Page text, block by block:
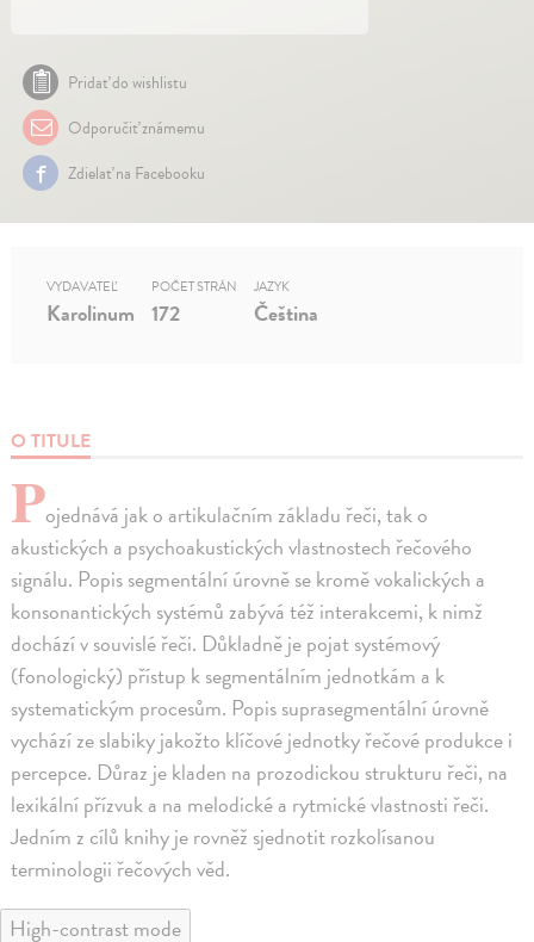
Pridať do wishlistu
Odporučiť známemu
Zdielať na Facebooku
O TITULE
Pojednává jak o artikulačním základu řeči, tak o
akustických a psychoakustických vlastnostech řečového
signálu. Popis segmentální úrovně se kromě vokalických a
konsonantických systémů zabývá též interakcemi, k nimž
dochází v souvislé řeči. Důkladně je pojat systémový
(fonologický) přístup k segmentálním jednotkám a k
systematickým procesům. Popis suprasegmentální úrovně
vychází ze slabiky jakožto klíčové jednotky řečové produkce i
percepce. Důraz je kladen na prozodickou strukturu řeči, na
lexikální přízvuk a na melodické a rytmické vlastnosti řeči.
Jedním z cílů knihy je rovněž sjednotit rozkolísanou
terminologii řečových věd.
VYDAVATEĽ
Karolinum
POČET STRÁN
172
JAZYK
Čeština
High-contrast mode